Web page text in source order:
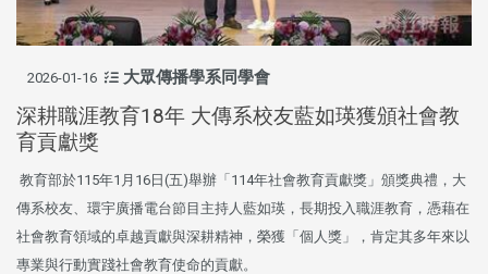
2026-01-16 大眾傳播學系同學會
深耕職涯教育18年 大傳系校友藍如瑛獲頒社會教
育貢獻獎
教育部於115年1月16日(五)舉辦「114年社會教育貢獻獎」頒獎典禮，大
傳系校友、環宇廣播電台節目主持人藍如瑛，長期投入職涯教育，憑藉在
社會教育領域的卓越貢獻與深耕精神，榮獲「個人獎」，肯定其多年來以
專業與行動實踐社會教育使命的貢獻。